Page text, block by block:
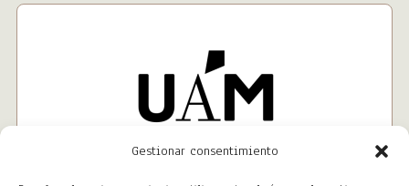
Gestionar consentimiento